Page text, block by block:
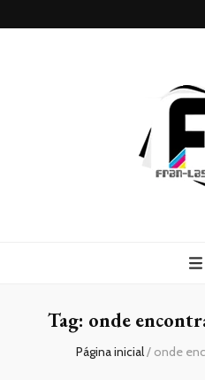
Tag: onde
Página inicial/ onde